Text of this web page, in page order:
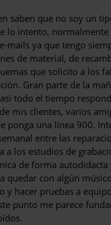
saben que no soy un
lo intento,
mails ya que tengo
de material, de
que solicito a los
Gran parte de la
todo el tiempo
mis clientes, varios
ponga una línea 900.
entre las
a los estudios de
de forma
quedar con algún
y hacer pruebas a
punto me parece